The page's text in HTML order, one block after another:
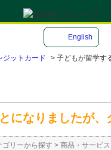
English
ジットカード > 子どもが留学す
になりましたが
ゴリーから探す > 商品・サービス